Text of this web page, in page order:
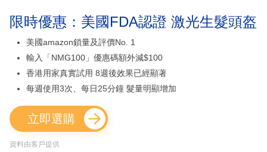
限時優惠：美國FDA認證 激光生髮頭盔
美國amazon鎖量及評價No. 1
輸入「NMG100」優惠碼額外減$100
香港用家真實試用 8週後效果已經顯著
每週使用3次、每日25分鐘 髮量明顯增加
立即選購
資料由客戶提供